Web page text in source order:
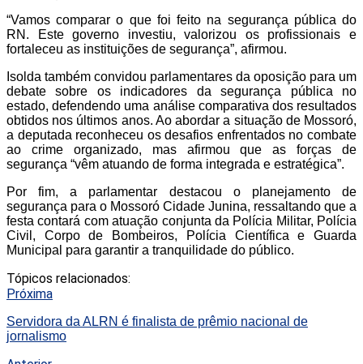
“Vamos comparar o que foi feito na segurança pública do
RN. Este governo investiu, valorizou os profissionais e
fortaleceu as instituições de segurança”, afirmou.
Isolda também convidou parlamentares da oposição para um
debate sobre os indicadores da segurança pública no
estado, defendendo uma análise comparativa dos resultados
obtidos nos últimos anos. Ao abordar a situação de Mossoró,
a deputada reconheceu os desafios enfrentados no combate
ao crime organizado, mas afirmou que as forças de
segurança “vêm atuando de forma integrada e estratégica”.
Por fim, a parlamentar destacou o planejamento de
segurança para o Mossoró Cidade Junina, ressaltando que a
festa contará com atuação conjunta da Polícia Militar, Polícia
Civil, Corpo de Bombeiros, Polícia Científica e Guarda
Municipal para garantir a tranquilidade do público.
Tópicos relacionados:
Próxima
Servidora da ALRN é finalista de prêmio nacional de
jornalismo